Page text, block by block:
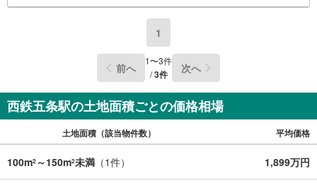
1
前へ 1〜3件
/3件 次へ
西鉄五条駅の土地面積ごとの価格相場
土地面積（該当物件数） 平均価格
100m2 ～150m2未満 （1件） 1,899万円